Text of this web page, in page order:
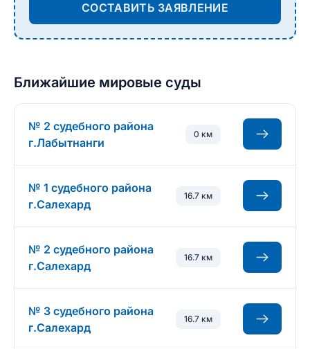
СОСТАВИТЬ ЗАЯВЛЕНИЕ
Ближайшие мировые суды
№ 2 судебного района
г.Лабытнанги
0 км
№ 1 судебного района
г.Салехард
16.7 км
№ 2 судебного района
г.Салехард
16.7 км
№ 3 судебного района
г.Салехард
16.7 км